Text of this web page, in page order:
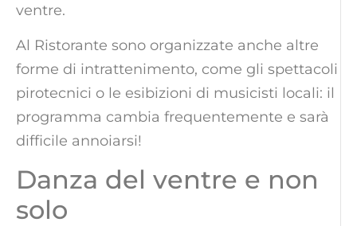
ventre.
Al Ristorante sono organizzate anche altre
forme di intrattenimento, come gli spettacoli
pirotecnici o le esibizioni di musicisti locali: il
programma cambia frequentemente e sarà
difficile annoiarsi!
Danza del ventre e non
solo